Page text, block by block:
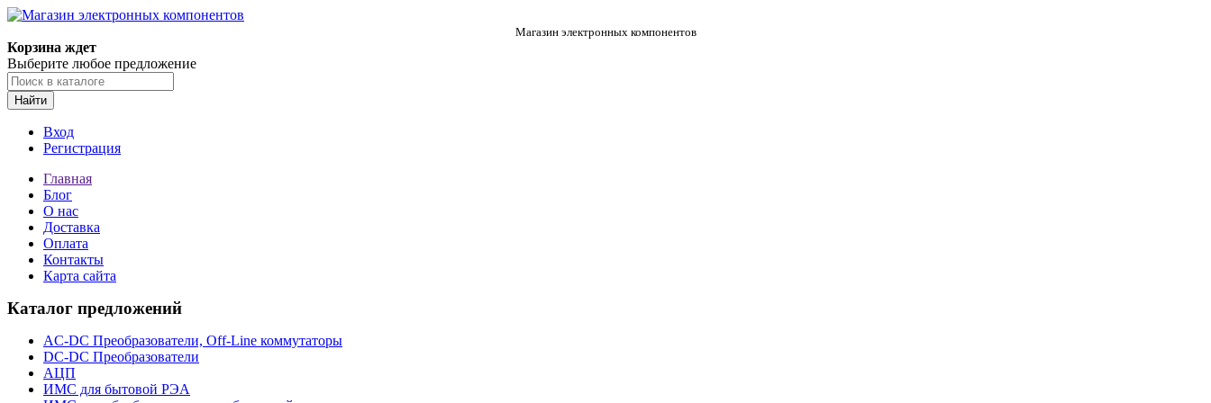
Магазин электронных компонентов
Корзина ждет
Выберите любое предложение
Найти
Вход
Регистрация
Главная
Блог
О нас
Доставка
Оплата
Контакты
Карта сайта
Каталог предложений
AC-DC Преобразователи, Off-Line коммутаторы
DC-DC Преобразователи
АЦП
ИМС для бытовой РЭА